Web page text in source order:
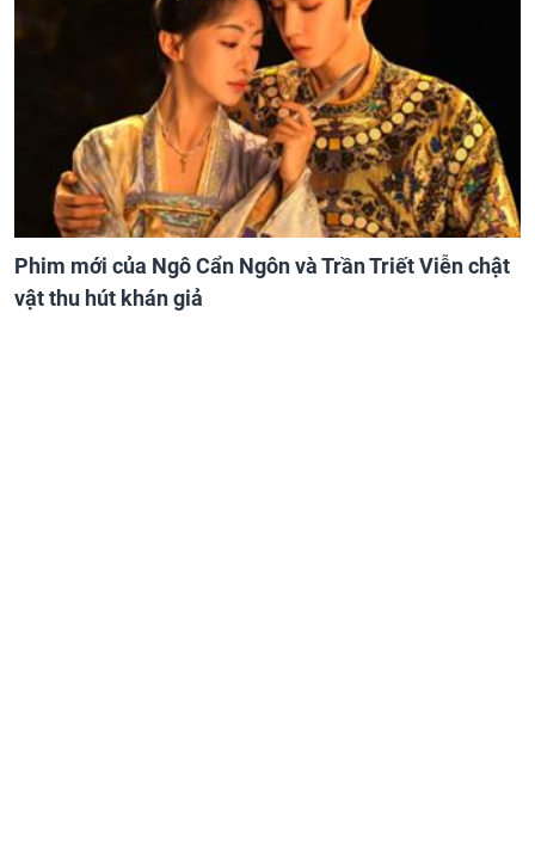
Phim mới của Ngô Cẩn Ngôn và Trần Triết Viễn chật
vật thu hút khán giả